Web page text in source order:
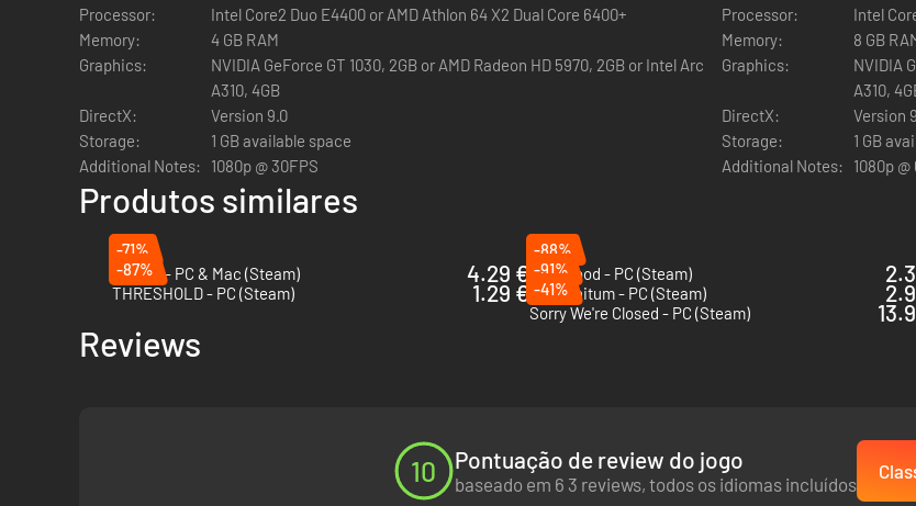
Processor:
Intel Core2 Duo E4400 or AMD Athlon 64 X2 Dual Core 6400+
Memory:
4 GB RAM
Graphics:
NVIDIA GeForce GT 1030, 2GB or AMD Radeon HD 5970, 2GB or Intel Arc
A310, 4GB
DirectX:
Version 9.0
Storage:
1 GB available space
Additional Notes:
1080p @ 30FPS
Processor:
Intel
Memory:
8 GB
Graphics:
NVIDIA
A310,
DirectX:
Version
Storage:
1 GB
Additional Notes:
1080p
Produtos similares
-71%
Outlast - PC & Mac (Steam)
4.29 €
-88%
Darkwood - PC (Steam)
-87%
THRESHOLD - PC (Steam)
1.29 €
-91%
Ad Infinitum - PC (Steam)
-41%
Sorry We're Closed - PC (Steam)
Reviews
10 Pontuação de review do jogo
baseado em 6 3 reviews, todos os idiomas incluídos